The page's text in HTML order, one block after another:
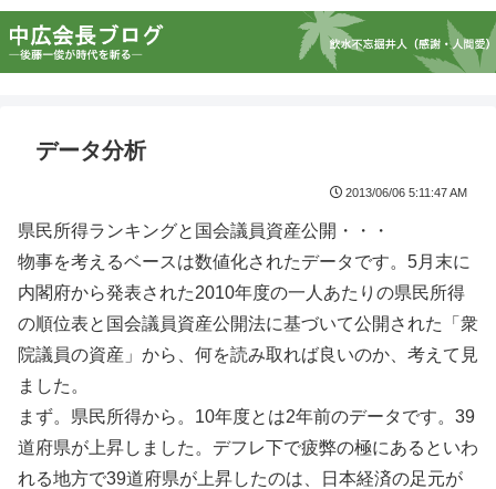
データ分析
2013/06/06 5:11:47 AM
県民所得ランキングと国会議員資産公開・・・
物事を考えるベースは数値化されたデータです。5月末に
内閣府から発表された2010年度の一人あたりの県民所得
の順位表と国会議員資産公開法に基づいて公開された「衆
院議員の資産」から、何を読み取れば良いのか、考えて見
ました。
まず。県民所得から。10年度とは2年前のデータです。39
道府県が上昇しました。デフレ下で疲弊の極にあるといわ
れる地方で39道府県が上昇したのは、日本経済の足元が